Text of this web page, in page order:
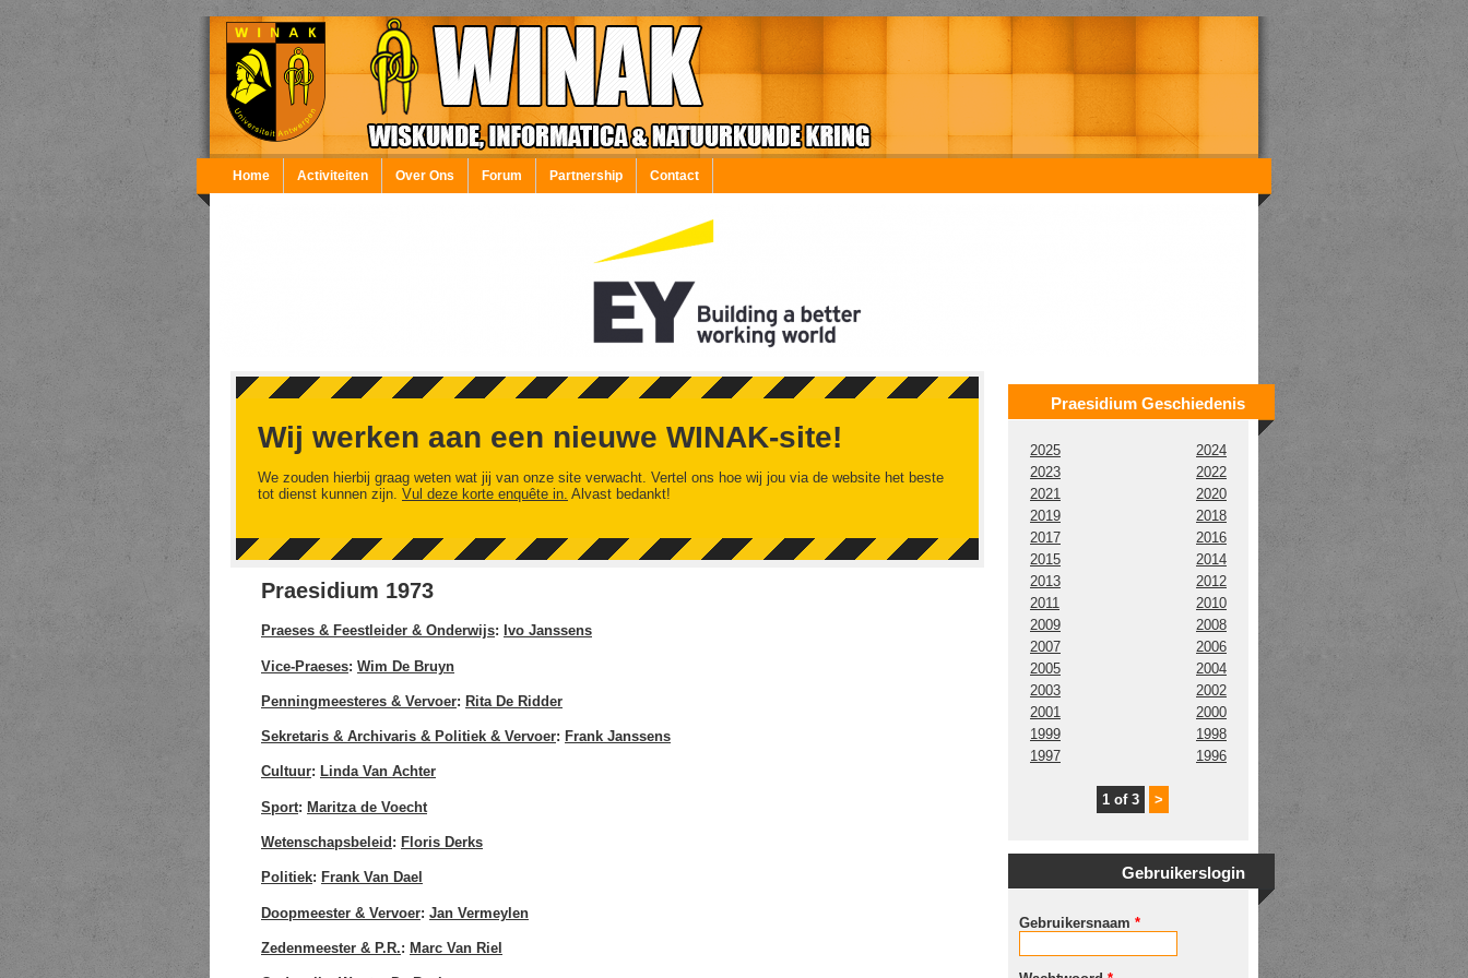
Overslaan en naar de inhoud gaan
Home Activiteiten Over Ons Forum Partnership Contact
Wij werken aan een nieuwe WINAK-site!
We zouden hierbij graag weten wat jij van onze site verwacht. Vertel ons hoe wij jou via de website het beste
tot dienst kunnen zijn. Vul deze korte enquête in. Alvast bedankt!
Praesidium 1973
Praeses & Feestleider & Onderwijs: Ivo Janssens
Vice-Praeses: Wim De Bruyn
Penningmeesteres & Vervoer: Rita De Ridder
Sekretaris & Archivaris & Politiek & Vervoer: Frank Janssens
Cultuur: Linda Van Achter
Sport: Maritza de Voecht
Wetenschapsbeleid : Floris Derks
Politiek: Frank Van Dael
Doopmeester & Vervoer: Jan Vermeylen
Zedenmeester & P.R.: Marc Van Riel
Praesidium Geschiedenis
2025
2024
2023
2022
2021
2020
2019
2018
2017
2016
2015
2014
2013
2012
2011
2010
2009
2008
2007
2006
2005
2004
2003
2002
2001
2000
1999
1998
1997
1996
1 of 3 >
Gebruikerslogin
Gebruikersnaam *